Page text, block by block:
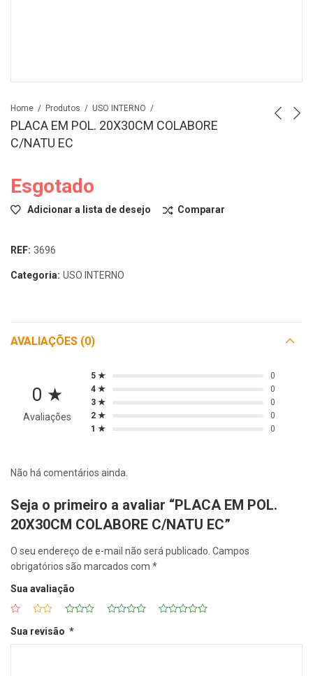
Home Produtos USO INTERNO
PLACA EM POL. 20X30CM COLABORE
C/NATU EC
Esgotado
Adicionar a lista de desejo Comparar
REF: 3696
Categoria: USO INTERNO
AVALIAÇÕES (0)
0 ★
Avaliações
5 ★
0
4 ★
0
3 ★
0
2 ★
0
1 ★
0
Não há comentários ainda.
Seja o primeiro a avaliar “PLACA EM POL.
20X30CM COLABORE C/NATU EC”
O seu endereço de e-mail não será publicado. Campos
obrigatórios são marcados com *
Sua avaliação
Sua revisão *